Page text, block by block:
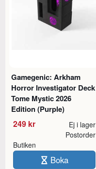
Gamegenic: Arkham
Horror Investigator Deck
Tome Mystic 2026
Edition (Purple)
249 kr Ej i lager
Butiken
Postorder
Boka